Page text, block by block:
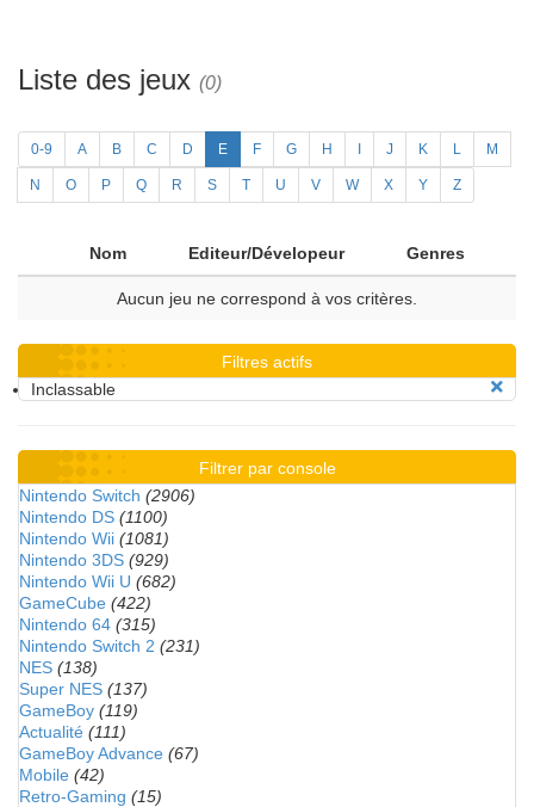
Liste des jeux (0)
0-9 A B C D E F G H J K L M
N O P Q R S T U V W X Y Z
Nom Editeur/Dévelopeur Genres
Aucun jeu ne correspond à vos critères.
Filtres actifs
Inclassable
Filtrer par console
Nintendo Switch (2906)
Nintendo DS (1100)
Nintendo Wii (1081)
Nintendo 3DS (929)
Nintendo Wii U (682)
GameCube (422)
Nintendo 64 (315)
Nintendo Switch 2 (231)
NES (138)
Super NES (137)
GameBoy (119)
Actualité (111)
GameBoy Advance (67)
Mobile (42)
Retro-Gaming (15)